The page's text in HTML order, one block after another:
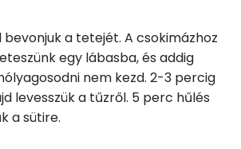
9 kcal
6 kcal
bevonjuk a tetejét. A csokimázhoz
egy lábasba, és addig
nem kezd. 2-3 percig
levesszük a tűzről. 5 perc hűlés
a sütire.